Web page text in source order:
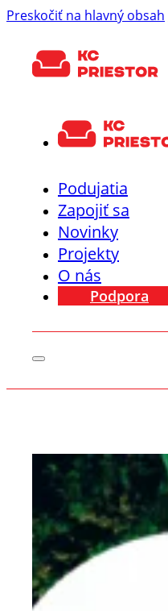
Preskočiť na hlavný obsah
Podujatia
Zapojiť sa
Novinky
Projekty
O nás
Podpora